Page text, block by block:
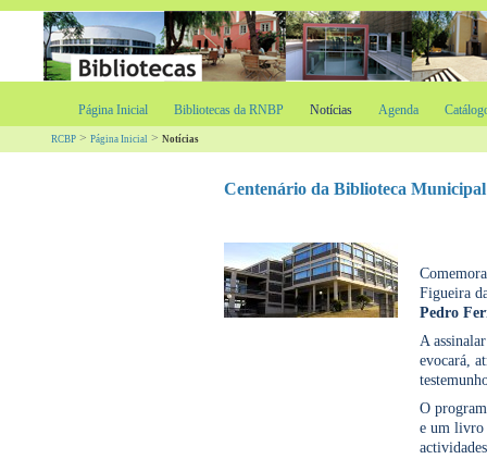
Página Inicial Bibliotecas da RNBP Notícias Agenda
RCBP > Página Inicial > Notícias
Centenário da Biblioteca
Figueira
Pedro
A
evocará,
O
e um livro